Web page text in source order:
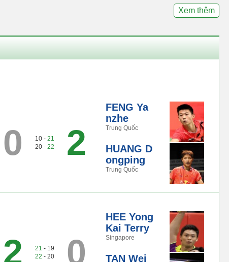
Xem thêm
0 10 - 21
20 - 22 2
FENG Ya
nzhe
Trung Quốc
HUANG D
ongping
Trung Quốc
2 21 - 19
22 - 20 0
HEE Yong
Kai Terry
Singapore
TAN Wei